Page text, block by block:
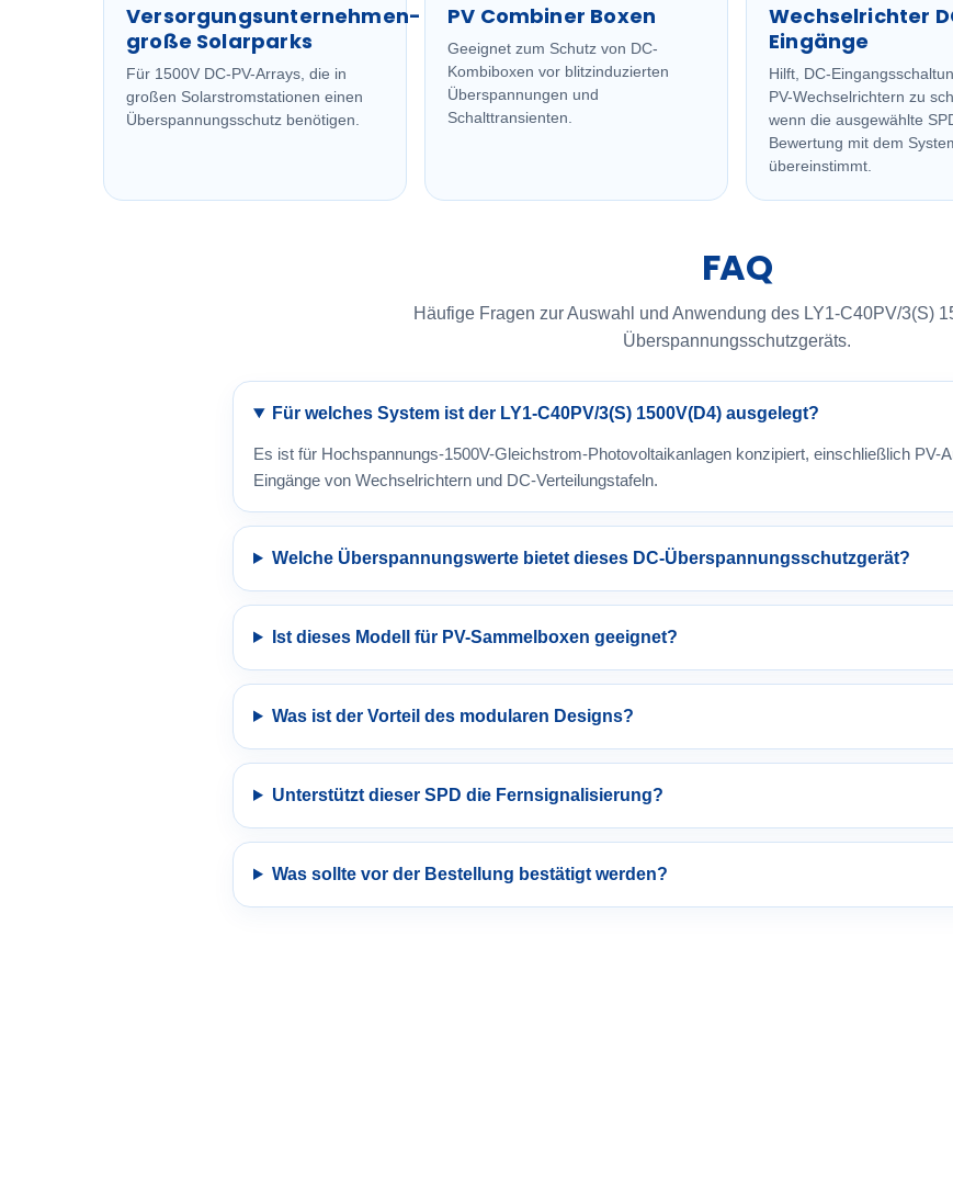
Versorgungsunternehmen-
große Solarparks
Für 1500V DC-PV-Arrays, die in
großen Solarstromstationen einen
Überspannungsschutz benötigen.
PV Combiner Boxen
Geeignet zum Schutz von DC-
Kombiboxen vor blitzinduzierten
Überspannungen und
Schalttransienten.
Wechselrichter
Eingänge
Hilft, DC-
PV-Wechselrichtern zu
wenn die ausgewählte
Bewertung mit dem
übereinstimmt.
FAQ
Häufige Fragen zur Auswahl und Anwendung des LY1-C40PV/3(S)
Überspannungsschutzgeräts.
Für welches System ist der LY1-C40PV/3(S) 1500V(D4) ausgelegt?
Es ist für Hochspannungs-1500V-Gleichstrom-Photovoltaikanlagen konzipiert, einschließlich PV-
Eingänge von Wechselrichtern und DC-Verteilungstafeln.
Welche Überspannungswerte bietet dieses DC-Überspannungsschutzgerät?
Ist dieses Modell für PV-Sammelboxen geeignet?
Was ist der Vorteil des modularen Designs?
Unterstützt dieser SPD die Fernsignalisierung?
Was sollte vor der Bestellung bestätigt werden?